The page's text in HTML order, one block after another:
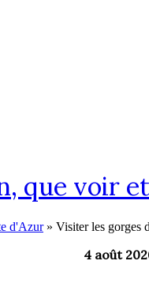
que voir
d'Azur» Visiter les gorges
4 août